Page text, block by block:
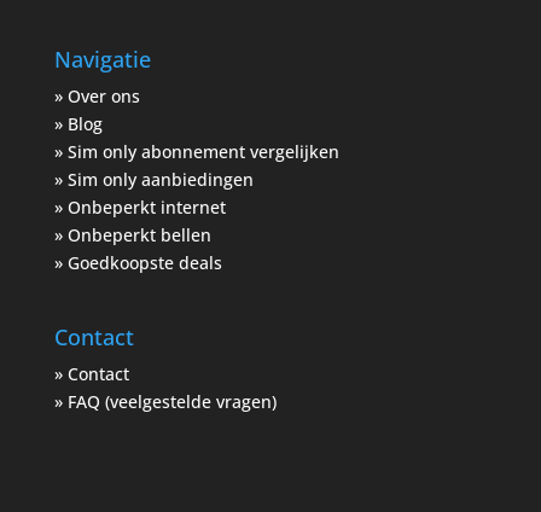
Navigatie
» Over ons
» Blog
» Sim only abonnement vergelijken
» Sim only aanbiedingen
» Onbeperkt internet
» Onbeperkt bellen
» Goedkoopste deals
Contact
» Contact
» FAQ (veelgestelde vragen)